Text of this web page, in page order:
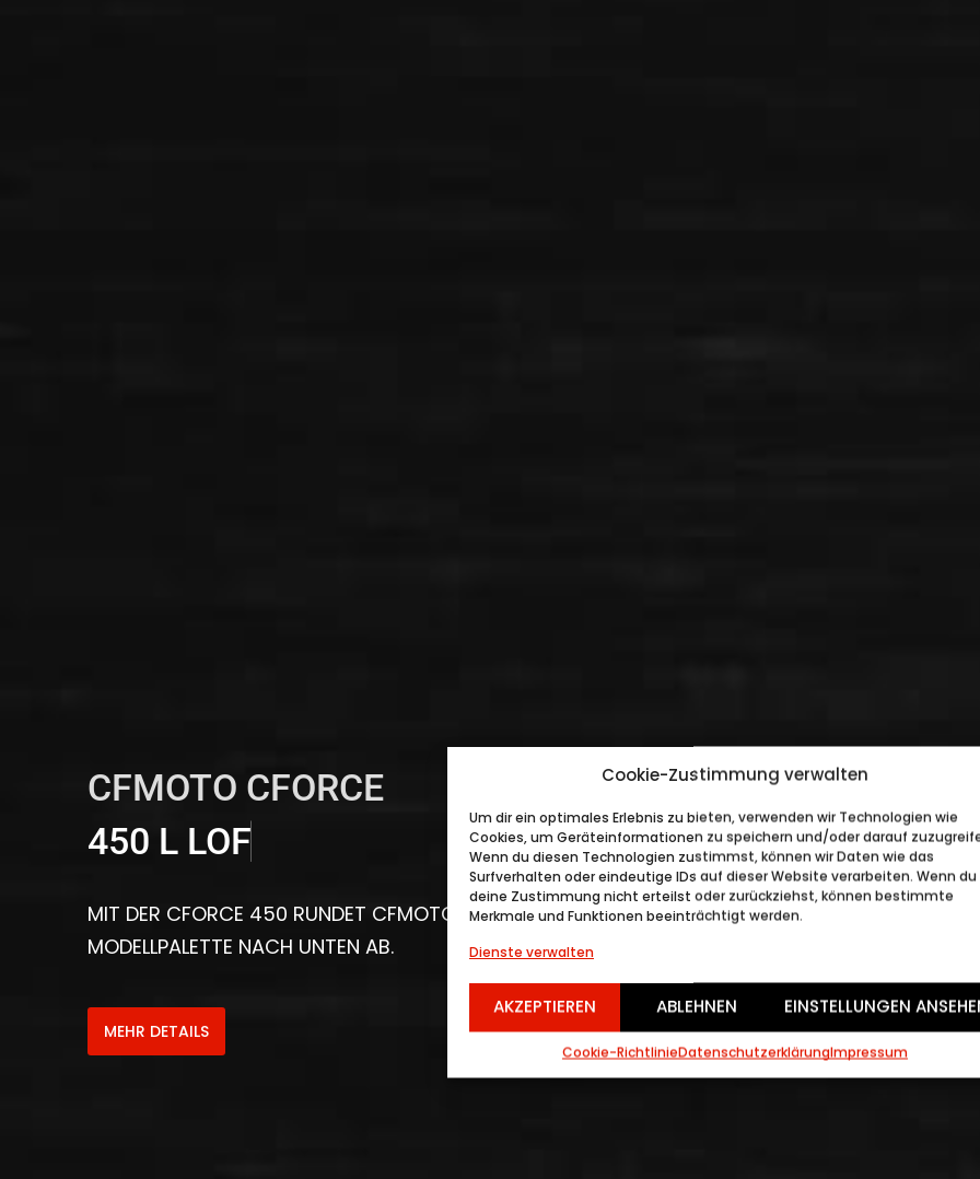
Cookie-Zustimmung verwalten
Um dir ein optimales Erlebnis zu bieten, verwenden wir Technologien wie
Cookies, um Geräteinformationen zu speichern und/oder darauf
Wenn du diesen Technologien zustimmst, können wir Daten wie das
Surfverhalten oder eindeutige IDs auf dieser Website verarbeiten. Wenn du
deine Zustimmung nicht erteilst oder zurückziehst, können bestimmte
Merkmale und Funktionen beeinträchtigt werden.
Dienste verwalten
AKZEPTIEREN ABLEHNEN EINSTELLUNGEN
Cookie-RichtlinieDatenschutzerklärungImpressum
CFMOTO CFORCE
450 L LOF
MIT DER CFORCE 450 RUNDET CFMOTO DIE
MODELLPALETTE NACH UNTEN AB.
MEHR DETAILS